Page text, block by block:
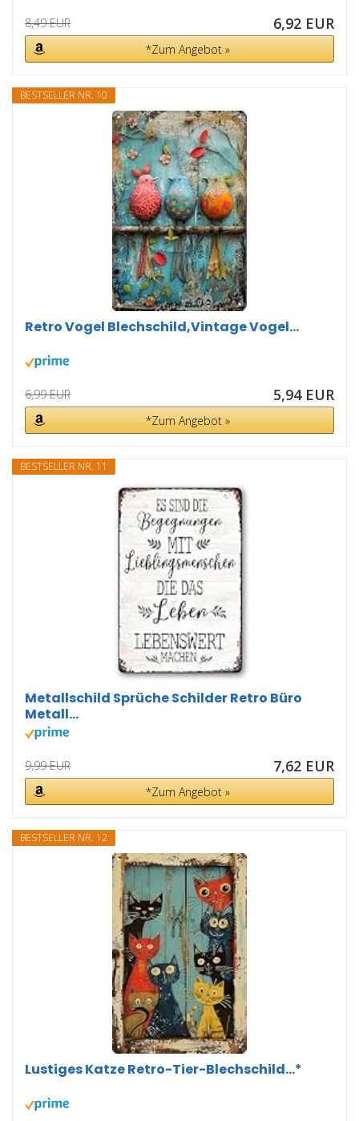
8,49 EUR 6,92 EUR
*Zum Angebot »
BESTSELLER NR. 10
Retro Vogel Blechschild,Vintage Vogel...
6,99 EUR 5,94 EUR
*Zum Angebot »
BESTSELLER NR. 11
Metallschild Sprüche Schilder Retro Büro
Metall...
9,99 EUR 7,62 EUR
*Zum Angebot »
BESTSELLER NR. 12
Lustiges Katze Retro-Tier-Blechschild...*